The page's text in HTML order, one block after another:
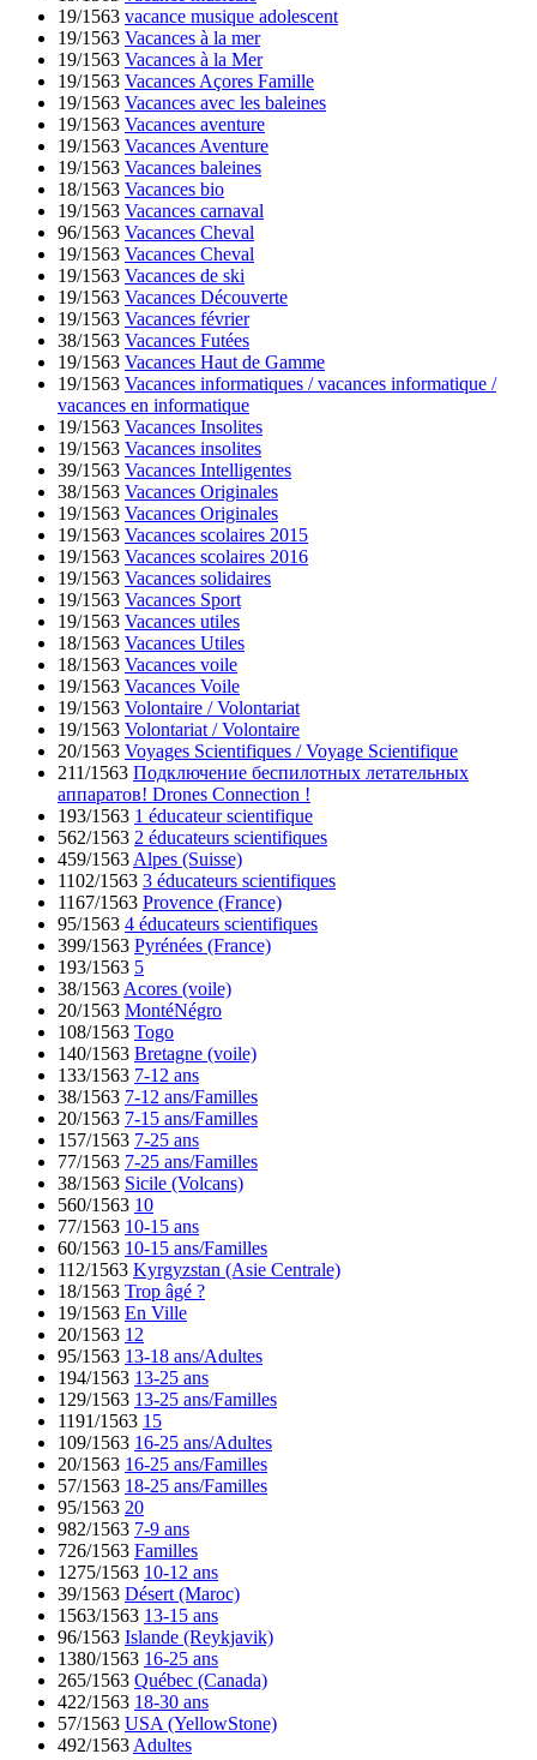
19/1563 vacance musique adolescent
19/1563 Vacances à la mer
19/1563 Vacances à la Mer
19/1563 Vacances Açores Famille
19/1563 Vacances avec les baleines
19/1563 Vacances aventure
19/1563 Vacances Aventure
19/1563 Vacances baleines
18/1563 Vacances bio
19/1563 Vacances carnaval
96/1563 Vacances Cheval
19/1563 Vacances Cheval
19/1563 Vacances de ski
19/1563 Vacances Découverte
19/1563 Vacances février
38/1563 Vacances Futées
19/1563 Vacances Haut de Gamme
19/1563 Vacances informatiques / vacances informatique /
vacances en informatique
19/1563 Vacances Insolites
19/1563 Vacances insolites
39/1563 Vacances Intelligentes
38/1563 Vacances Originales
19/1563 Vacances Originales
19/1563 Vacances scolaires 2015
19/1563 Vacances scolaires 2016
19/1563 Vacances solidaires
19/1563 Vacances Sport
19/1563 Vacances utiles
18/1563 Vacances Utiles
18/1563 Vacances voile
19/1563 Vacances Voile
19/1563 Volontaire / Volontariat
19/1563 Volontariat / Volontaire
20/1563 Voyages Scientifiques / Voyage Scientifique
211/1563 Подключение беспилотных летательных
аппаратов! Drones Connection !
193/1563 1 éducateur scientifique
562/1563 2 éducateurs scientifiques
459/1563 Alpes (Suisse)
1102/1563 3 éducateurs scientifiques
1167/1563 Provence (France)
95/1563 4 éducateurs scientifiques
399/1563 Pyrénées (France)
193/1563 5
38/1563 Acores (voile)
20/1563 MontéNégro
108/1563 Togo
140/1563 Bretagne (voile)
133/1563 7-12 ans
38/1563 7-12 ans/Familles
20/1563 7-15 ans/Familles
157/1563 7-25 ans
77/1563 7-25 ans/Familles
38/1563 Sicile (Volcans)
560/1563 10
77/1563 10-15 ans
60/1563 10-15 ans/Familles
112/1563 Kyrgyzstan (Asie Centrale)
18/1563 Trop âgé ?
19/1563 En Ville
20/1563 12
95/1563 13-18 ans/Adultes
194/1563 13-25 ans
129/1563 13-25 ans/Familles
1191/1563 15
109/1563 16-25 ans/Adultes
20/1563 16-25 ans/Familles
57/1563 18-25 ans/Familles
95/1563 20
982/1563 7-9 ans
726/1563 Familles
1275/1563 10-12 ans
39/1563 Désert (Maroc)
1563/1563 13-15 ans
96/1563 Islande (Reykjavik)
1380/1563 16-25 ans
265/1563 Québec (Canada)
422/1563 18-30 ans
57/1563 USA (YellowStone)
492/1563 Adultes